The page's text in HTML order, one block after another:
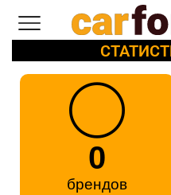
0
брендов